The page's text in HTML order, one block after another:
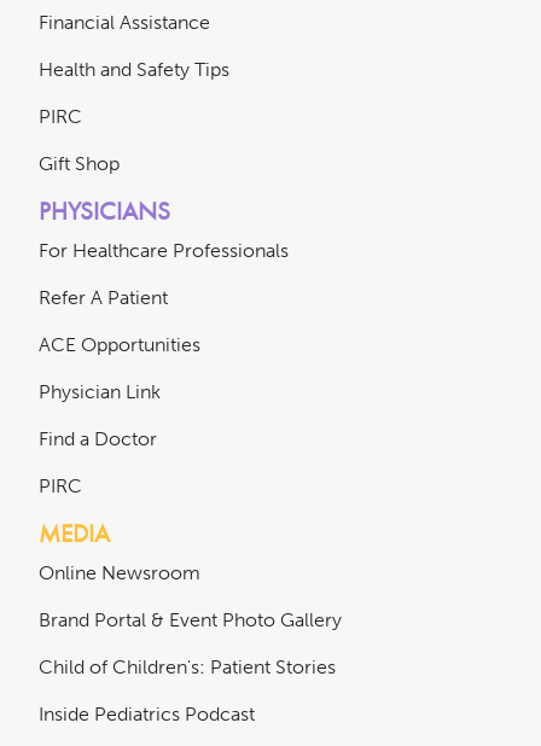
Financial Assistance
Health and Safety Tips
PIRC
Gift Shop
PHYSICIANS
For Healthcare Professionals
Refer A Patient
ACE Opportunities
Physician Link
Find a Doctor
PIRC
MEDIA
Online Newsroom
Brand Portal & Event Photo Gallery
Child of Children's: Patient Stories
Inside Pediatrics Podcast